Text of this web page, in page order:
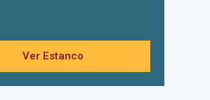
Ver Estanco